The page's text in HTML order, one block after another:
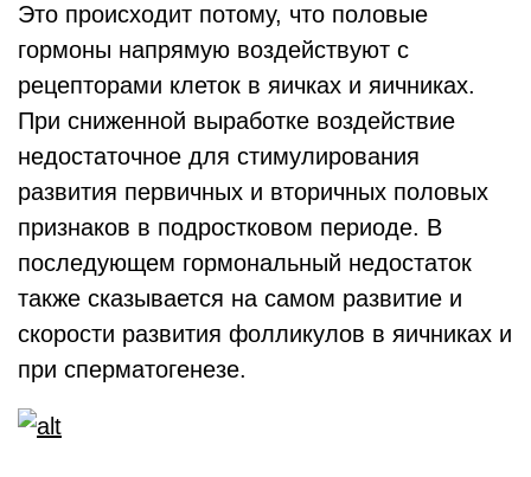
Это происходит потому, что половые
гормоны напрямую воздействуют с
рецепторами клеток в яичках и яичниках.
При сниженной выработке воздействие
недостаточное для стимулирования
развития первичных и вторичных половых
признаков в подростковом периоде. В
последующем гормональный недостаток
также сказывается на самом развитие и
скорости развития фолликулов в яичниках и
при сперматогенезе.